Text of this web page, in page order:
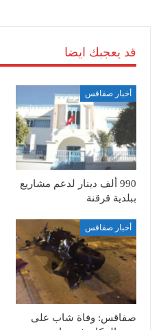
قد يعجبك ايضا
أخبار صفاقس
990 ألف دينار لدعم مشاريع
ببلدية قرقنة
أخبار صفاقس
صفاقس: وفاة شاب على